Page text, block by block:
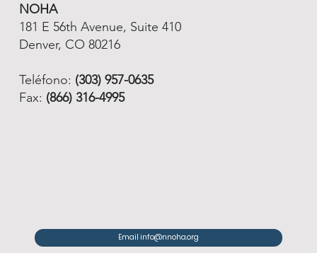
NOHA
181 E 56th Avenue, Suite 410
Denver, CO 80216
Teléfono: (303) 957-0635
Fax: (866) 316-4995
Email info@nnoha.org